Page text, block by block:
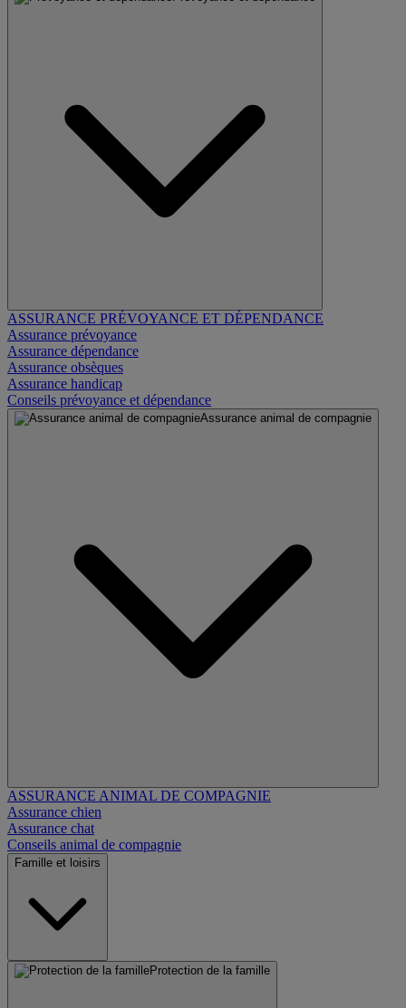
ASSURANCE PRÉVOYANCE ET DÉPENDANCE
Assurance prévoyance
Assurance dépendance
Assurance obsèques
Assurance handicap
Conseils prévoyance et dépendance
Assurance animal de compagnie
ASSURANCE ANIMAL DE COMPAGNIE
Assurance chien
Assurance chat
Conseils animal de compagnie
Famille et loisirs
Protection de la famille